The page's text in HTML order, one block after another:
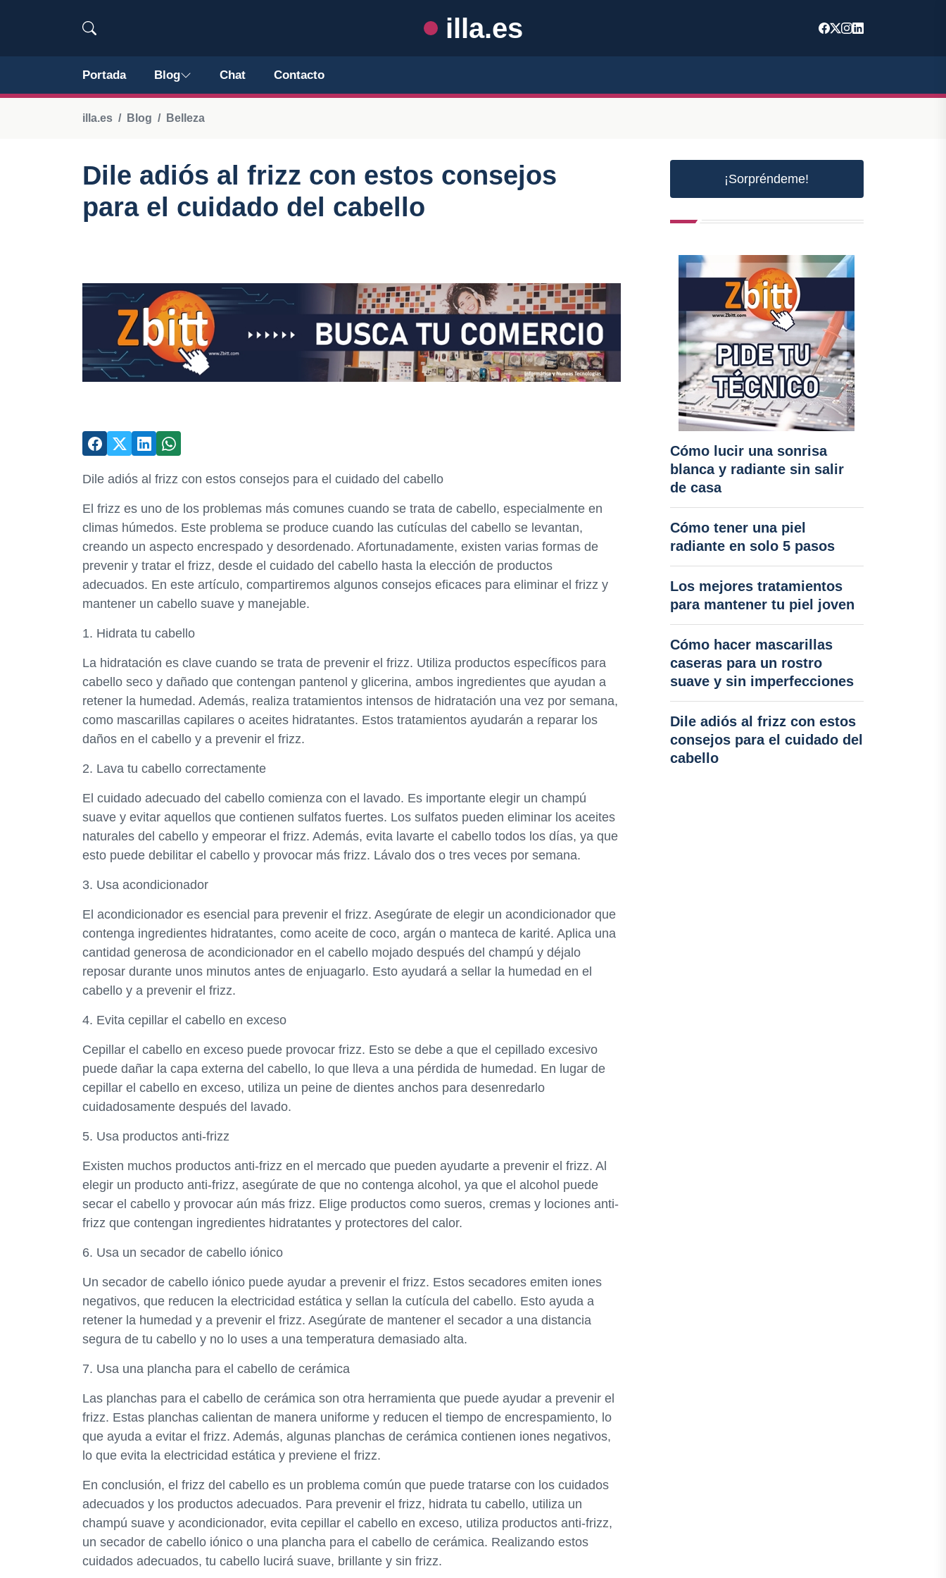
illa.es
Portada Blog Chat Contacto
illa.es Blog Belleza
Dile adiós al frizz con estos consejos
para el cuidado del cabello
Dile adiós al frizz con estos consejos para el cuidado del cabello
El frizz es uno de los problemas más comunes cuando se trata de cabello, especialmente en
climas húmedos. Este problema se produce cuando las cutículas del cabello se levantan,
creando un aspecto encrespado y desordenado. Afortunadamente, existen varias formas de
prevenir y tratar el frizz, desde el cuidado del cabello hasta la elección de productos
adecuados. En este artículo, compartiremos algunos consejos eficaces para eliminar el frizz y
mantener un cabello suave y manejable.
1. Hidrata tu cabello
La hidratación es clave cuando se trata de prevenir el frizz. Utiliza productos específicos para
cabello seco y dañado que contengan pantenol y glicerina, ambos ingredientes que ayudan a
retener la humedad. Además, realiza tratamientos intensos de hidratación una vez por semana,
como mascarillas capilares o aceites hidratantes. Estos tratamientos ayudarán a reparar los
daños en el cabello y a prevenir el frizz.
2. Lava tu cabello correctamente
El cuidado adecuado del cabello comienza con el lavado. Es importante elegir un champú
suave y evitar aquellos que contienen sulfatos fuertes. Los sulfatos pueden eliminar los aceites
naturales del cabello y empeorar el frizz. Además, evita lavarte el cabello todos los días, ya que
esto puede debilitar el cabello y provocar más frizz. Lávalo dos o tres veces por semana.
3. Usa acondicionador
El acondicionador es esencial para prevenir el frizz. Asegúrate de elegir un acondicionador que
contenga ingredientes hidratantes, como aceite de coco, argán o manteca de karité. Aplica una
cantidad generosa de acondicionador en el cabello mojado después del champú y déjalo
reposar durante unos minutos antes de enjuagarlo. Esto ayudará a sellar la humedad en el
cabello y a prevenir el frizz.
4. Evita cepillar el cabello en exceso
Cepillar el cabello en exceso puede provocar frizz. Esto se debe a que el cepillado excesivo
puede dañar la capa externa del cabello, lo que lleva a una pérdida de humedad. En lugar de
cepillar el cabello en exceso, utiliza un peine de dientes anchos para desenredarlo
cuidadosamente después del lavado.
5. Usa productos anti-frizz
Existen muchos productos anti-frizz en el mercado que pueden ayudarte a prevenir el frizz. Al
elegir un producto anti-frizz, asegúrate de que no contenga alcohol, ya que el alcohol puede
secar el cabello y provocar aún más frizz. Elige productos como sueros, cremas y lociones anti-
frizz que contengan ingredientes hidratantes y protectores del calor.
6. Usa un secador de cabello iónico
Un secador de cabello iónico puede ayudar a prevenir el frizz. Estos secadores emiten iones
negativos, que reducen la electricidad estática y sellan la cutícula del cabello. Esto ayuda a
retener la humedad y a prevenir el frizz. Asegúrate de mantener el secador a una distancia
segura de tu cabello y no lo uses a una temperatura demasiado alta.
7. Usa una plancha para el cabello de cerámica
Las planchas para el cabello de cerámica son otra herramienta que puede ayudar a prevenir el
frizz. Estas planchas calientan de manera uniforme y reducen el tiempo de encrespamiento, lo
que ayuda a evitar el frizz. Además, algunas planchas de cerámica contienen iones negativos,
lo que evita la electricidad estática y previene el frizz.
En conclusión, el frizz del cabello es un problema común que puede tratarse con los cuidados
adecuados y los productos adecuados. Para prevenir el frizz, hidrata tu cabello, utiliza un
champú suave y acondicionador, evita cepillar el cabello en exceso, utiliza productos anti-frizz,
un secador de cabello iónico o una plancha para el cabello de cerámica. Realizando estos
cuidados adecuados, tu cabello lucirá suave, brillante y sin frizz.
¡Sorpréndeme!
Cómo lucir una sonrisa
blanca y radiante sin salir
de casa
Cómo tener una piel
radiante en solo 5 pasos
Los mejores tratamientos
para mantener tu piel joven
Cómo hacer mascarillas
caseras para un rostro
suave y sin imperfecciones
Dile adiós al frizz con estos
consejos para el cuidado del
cabello